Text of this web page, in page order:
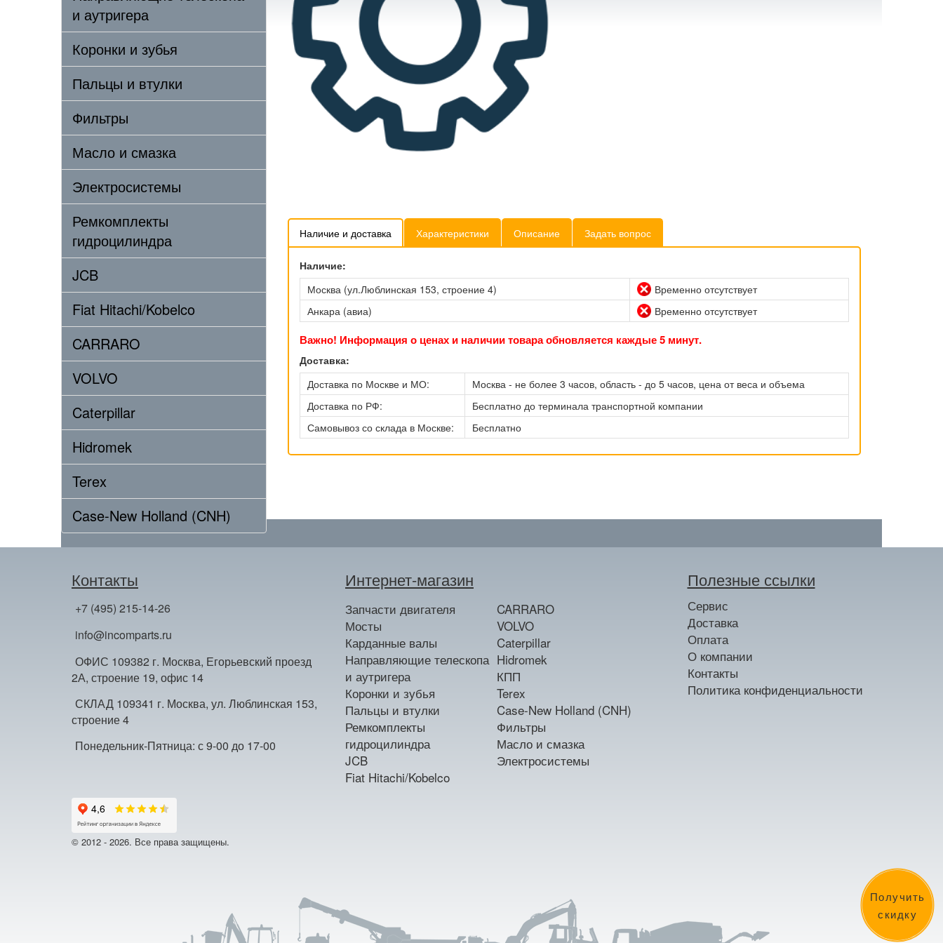
Получить
скидку
и аутригера
Коронки и зубья
Пальцы и втулки
Фильтры
Масло и смазка
Электросистемы
Ремкомплекты
гидроцилиндра
JCB
Fiat Hitachi/Kobelco
CARRARO
VOLVO
Caterpillar
Hidromek
Terex
Case-New Holland (CNH)
Наличие и доставка Характеристики Описание Задать вопрос
Наличие:
Москва (ул.Люблинская 153, строение 4)
Временно отсутствует
Анкара (авиа)
Временно отсутствует
Важно! Информация о ценах и наличии товара обновляется каждые 5 минут.
Доставка:
Доставка по Москве и МО:
Москва - не более 3 часов, область - до 5 часов, цена от веса и объема
Доставка по РФ:
Бесплатно до терминала транспортной компании
Самовывоз со склада в Москве:
Бесплатно
Контакты
+7 (495) 215-14-26
info@incomparts.ru
ОФИС 109382 г. Москва, Егорьевский проезд
2А, строение 19, офис 14
СКЛАД 109341 г. Москва, ул. Люблинская 153,
строение 4
Понедельник-Пятница: с 9-00 до 17-00
Интернет-магазин
Запчасти двигателя
Мосты
Карданные валы
Направляющие телескопа
и аутригера
Коронки и зубья
Пальцы и втулки
Ремкомплекты
гидроцилиндра
JCB
Fiat Hitachi/Kobelco
CARRARO
VOLVO
Caterpillar
Hidromek
КПП
Terex
Case-New Holland (CNH)
Фильтры
Масло и смазка
Электросистемы
Полезные ссылки
Сервис
Доставка
Оплата
О компании
Контакты
Политика конфиденциальности
© 2012 - 2026. Все права защищены.